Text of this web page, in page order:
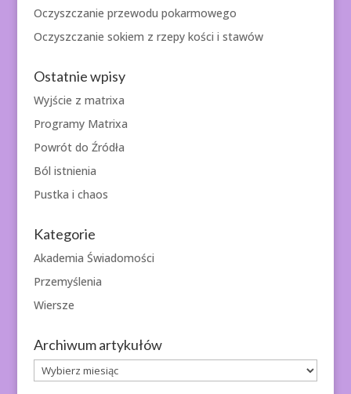
Oczyszczanie przewodu pokarmowego
Oczyszczanie sokiem z rzepy kości i stawów
Ostatnie wpisy
Wyjście z matrixa
Programy Matrixa
Powrót do Źródła
Ból istnienia
Pustka i chaos
Kategorie
Akademia Świadomości
Przemyślenia
Wiersze
Archiwum artykułów
Archiwum
artykułów